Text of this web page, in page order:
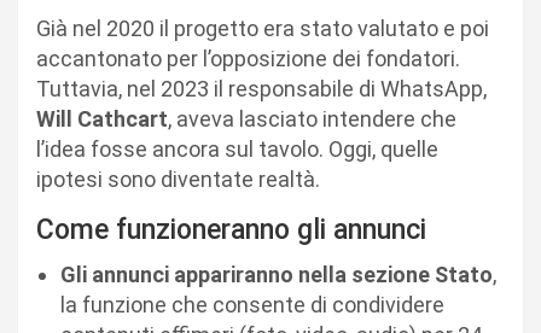
Già nel 2020 il progetto era stato valutato e poi
accantonato per l’opposizione dei fondatori.
Tuttavia, nel 2023 il responsabile di WhatsApp,
Will Cathcart, aveva lasciato intendere che
l’idea fosse ancora sul tavolo. Oggi, quelle
ipotesi sono diventate realtà.
Come funzioneranno gli annunci
Gli annunci appariranno nella sezione Stato,
la funzione che consente di condividere